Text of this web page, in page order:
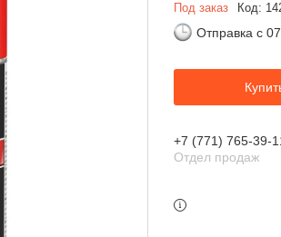
Под заказ Код:
Отправка с
+7 (771) 765-39-
Отдел продаж